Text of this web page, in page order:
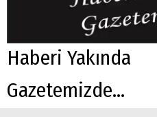
Haberi Yakında
Gazetemizde...